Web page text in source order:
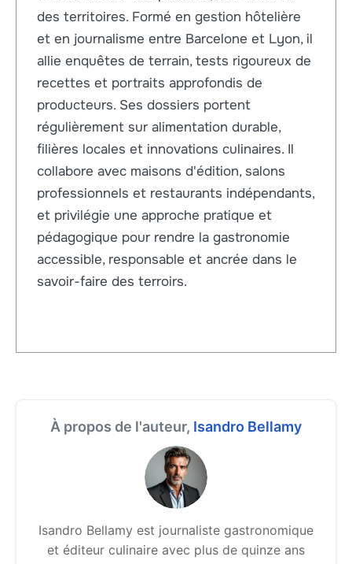
des territoires. Formé en gestion hôtelière
et en journalisme entre Barcelone et Lyon, il
allie enquêtes de terrain, tests rigoureux de
recettes et portraits approfondis de
producteurs. Ses dossiers portent
régulièrement sur alimentation durable,
filières locales et innovations culinaires. Il
collabore avec maisons d'édition, salons
professionnels et restaurants indépendants,
et privilégie une approche pratique et
pédagogique pour rendre la gastronomie
accessible, responsable et ancrée dans le
savoir-faire des terroirs.
À propos de l'auteur, Isandro Bellamy
Isandro Bellamy est journaliste gastronomique
et éditeur culinaire avec plus de quinze ans